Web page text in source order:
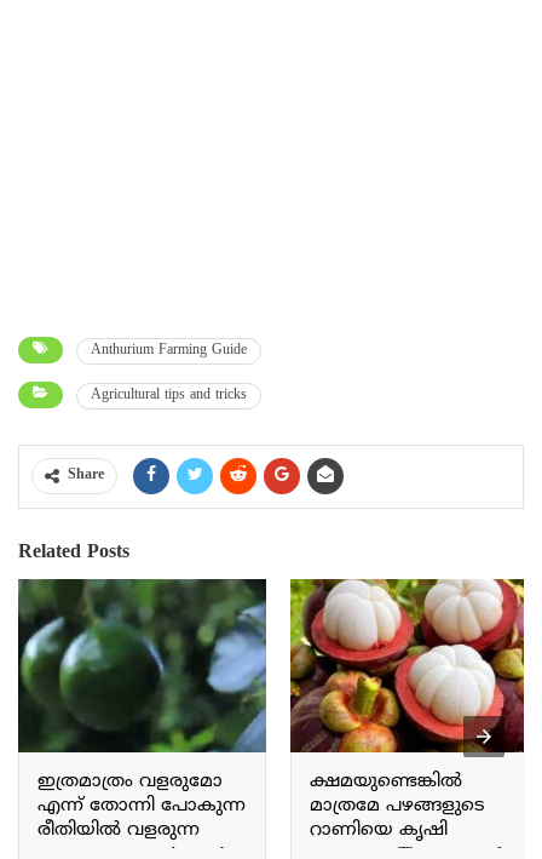
Anthurium Farming Guide
Agricultural tips and tricks
Share
Related Posts
ഇത്രമാത്രം വളരുമോ
എന്ന് തോന്നി പോകുന്ന
രീതിയിൽ വളരുന്ന
ക്ഷമയുണ്ടെങ്കിൽ
മാത്രമേ പഴങ്ങളുടെ
റാണിയെ കൃഷി